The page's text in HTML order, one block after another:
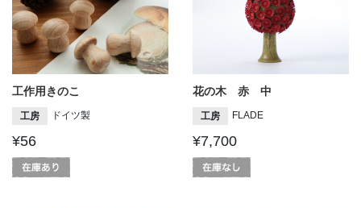
工作用きのこ
工房 ドイツ製
¥56
花の木 赤 中
工房 FLADE
¥7,700